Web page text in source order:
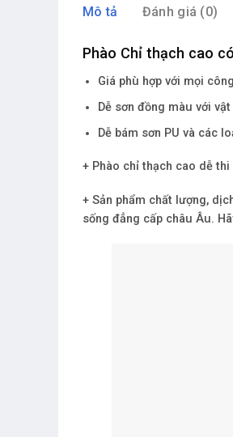
Mô tả Đánh giá (0)
Phào Chỉ thạch cao
Giá phù hợp với mọi
Dễ sơn đồng màu với
Dễ bám sơn PU và các
+ Phào chỉ thạch cao dễ
+ Sản phẩm chất lượng,
sống đẳng cấp châu Âu.